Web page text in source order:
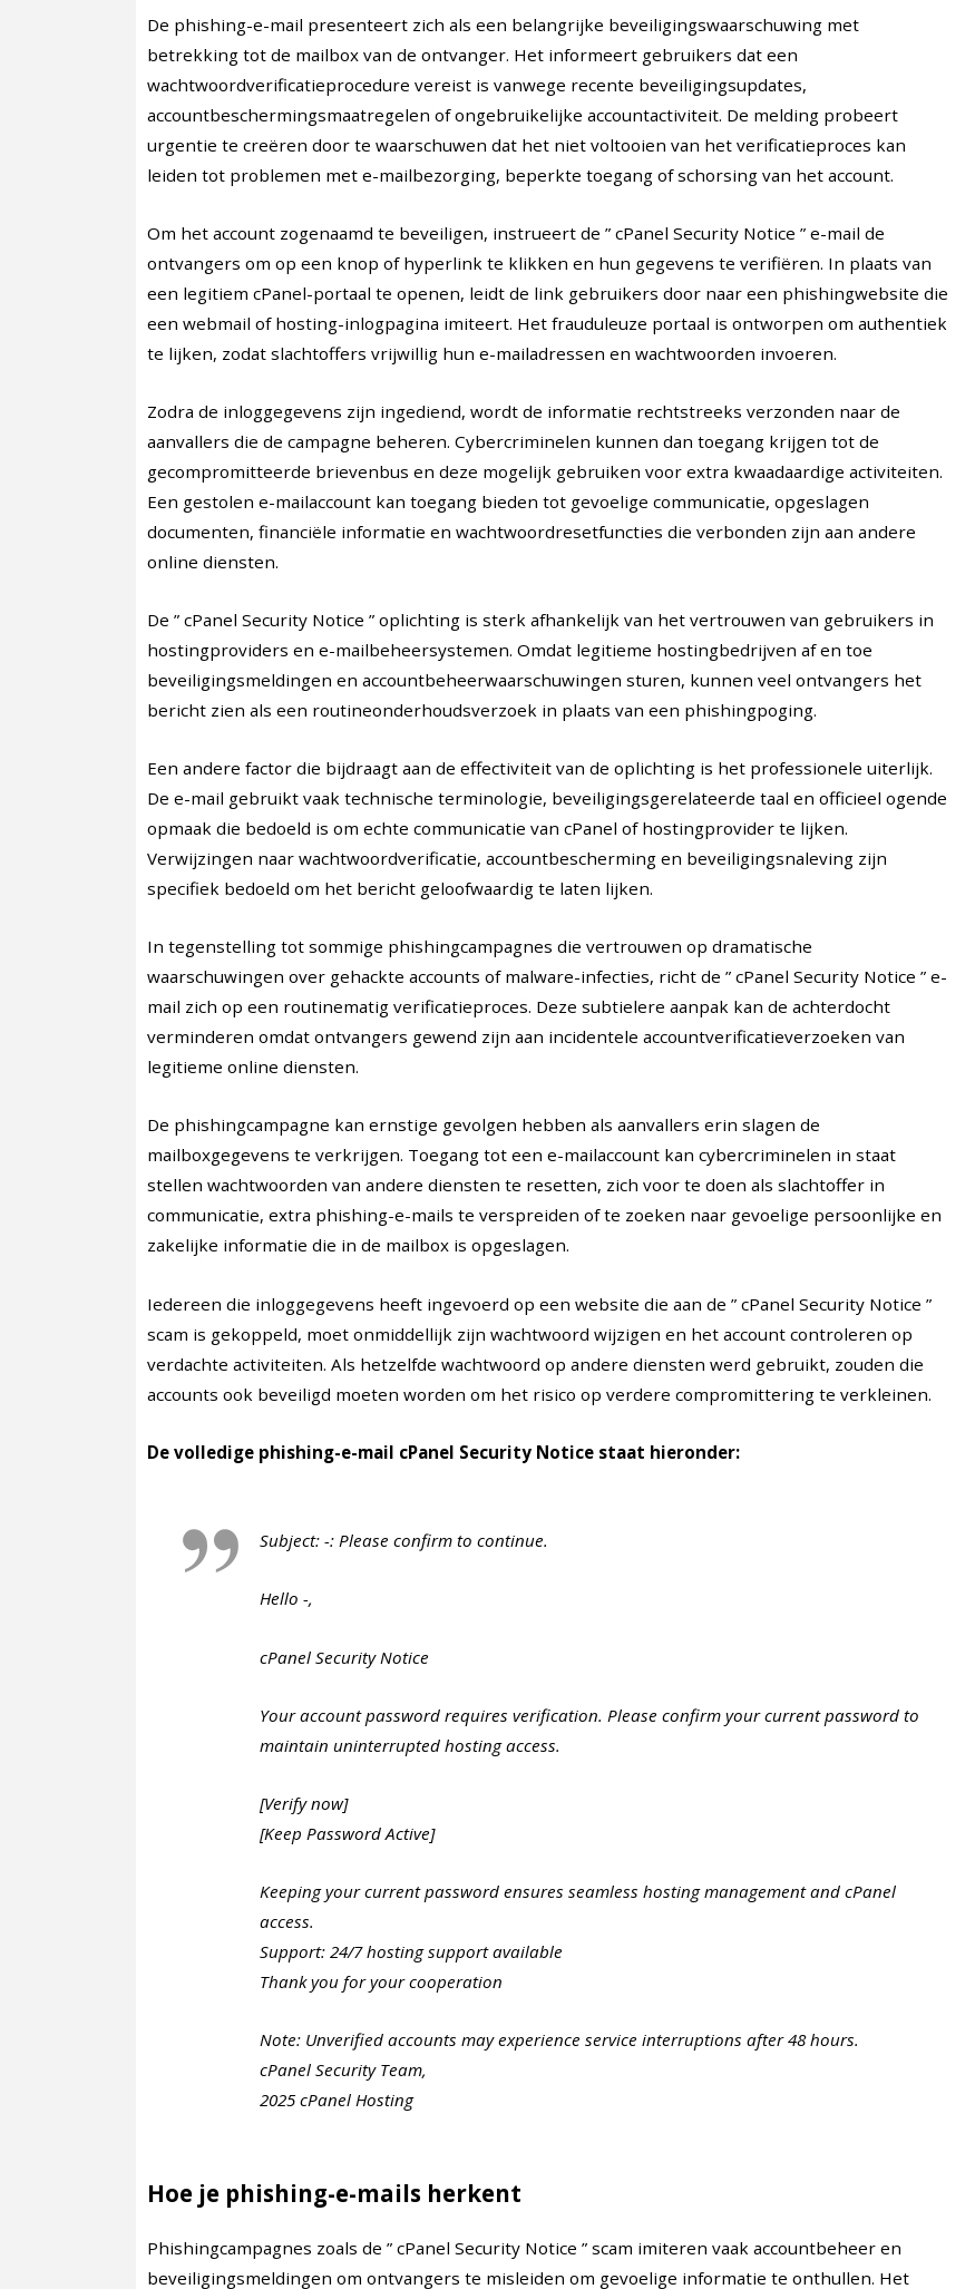
De phishing-e-mail presenteert zich als een belangrijke beveiligingswaarschuwing met
betrekking tot de mailbox van de ontvanger. Het informeert gebruikers dat een
wachtwoordverificatieprocedure vereist is vanwege recente beveiligingsupdates,
accountbeschermingsmaatregelen of ongebruikelijke accountactiviteit. De melding probeert
urgentie te creëren door te waarschuwen dat het niet voltooien van het verificatieproces kan
leiden tot problemen met e-mailbezorging, beperkte toegang of schorsing van het account.
Om het account zogenaamd te beveiligen, instrueert de ” cPanel Security Notice ” e-mail de
ontvangers om op een knop of hyperlink te klikken en hun gegevens te verifiëren. In plaats van
een legitiem cPanel-portaal te openen, leidt de link gebruikers door naar een phishingwebsite die
een webmail of hosting-inlogpagina imiteert. Het frauduleuze portaal is ontworpen om authentiek
te lijken, zodat slachtoffers vrijwillig hun e-mailadressen en wachtwoorden invoeren.
Zodra de inloggegevens zijn ingediend, wordt de informatie rechtstreeks verzonden naar de
aanvallers die de campagne beheren. Cybercriminelen kunnen dan toegang krijgen tot de
gecompromitteerde brievenbus en deze mogelijk gebruiken voor extra kwaadaardige activiteiten.
Een gestolen e-mailaccount kan toegang bieden tot gevoelige communicatie, opgeslagen
documenten, financiële informatie en wachtwoordresetfuncties die verbonden zijn aan andere
online diensten.
De ” cPanel Security Notice ” oplichting is sterk afhankelijk van het vertrouwen van gebruikers in
hostingproviders en e-mailbeheersystemen. Omdat legitieme hostingbedrijven af en toe
beveiligingsmeldingen en accountbeheerwaarschuwingen sturen, kunnen veel ontvangers het
bericht zien als een routineonderhoudsverzoek in plaats van een phishingpoging.
Een andere factor die bijdraagt aan de effectiviteit van de oplichting is het professionele uiterlijk.
De e-mail gebruikt vaak technische terminologie, beveiligingsgerelateerde taal en officieel ogende
opmaak die bedoeld is om echte communicatie van cPanel of hostingprovider te lijken.
Verwijzingen naar wachtwoordverificatie, accountbescherming en beveiligingsnaleving zijn
specifiek bedoeld om het bericht geloofwaardig te laten lijken.
In tegenstelling tot sommige phishingcampagnes die vertrouwen op dramatische
waarschuwingen over gehackte accounts of malware-infecties, richt de ” cPanel Security Notice ” e-
mail zich op een routinematig verificatieproces. Deze subtielere aanpak kan de achterdocht
verminderen omdat ontvangers gewend zijn aan incidentele accountverificatieverzoeken van
legitieme online diensten.
De phishingcampagne kan ernstige gevolgen hebben als aanvallers erin slagen de
mailboxgegevens te verkrijgen. Toegang tot een e-mailaccount kan cybercriminelen in staat
stellen wachtwoorden van andere diensten te resetten, zich voor te doen als slachtoffer in
communicatie, extra phishing-e-mails te verspreiden of te zoeken naar gevoelige persoonlijke en
zakelijke informatie die in de mailbox is opgeslagen.
Iedereen die inloggegevens heeft ingevoerd op een website die aan de ” cPanel Security Notice ”
scam is gekoppeld, moet onmiddellijk zijn wachtwoord wijzigen en het account controleren op
verdachte activiteiten. Als hetzelfde wachtwoord op andere diensten werd gebruikt, zouden die
accounts ook beveiligd moeten worden om het risico op verdere compromittering te verkleinen.
De volledige phishing-e-mail cPanel Security Notice staat hieronder:
Subject: -: Please confirm to continue.
Hello -,
cPanel Security Notice
Your account password requires verification. Please confirm your current password to
maintain uninterrupted hosting access.
[Verify now]
[Keep Password Active]
Keeping your current password ensures seamless hosting management and cPanel
access.
Support: 24/7 hosting support available
Thank you for your cooperation
Note: Unverified accounts may experience service interruptions after 48 hours.
cPanel Security Team,
2025 cPanel Hosting
Hoe je phishing-e-mails herkent
Phishingcampagnes zoals de ” cPanel Security Notice ” scam imiteren vaak accountbeheer en
beveiligingsmeldingen om ontvangers te misleiden om gevoelige informatie te onthullen. Het